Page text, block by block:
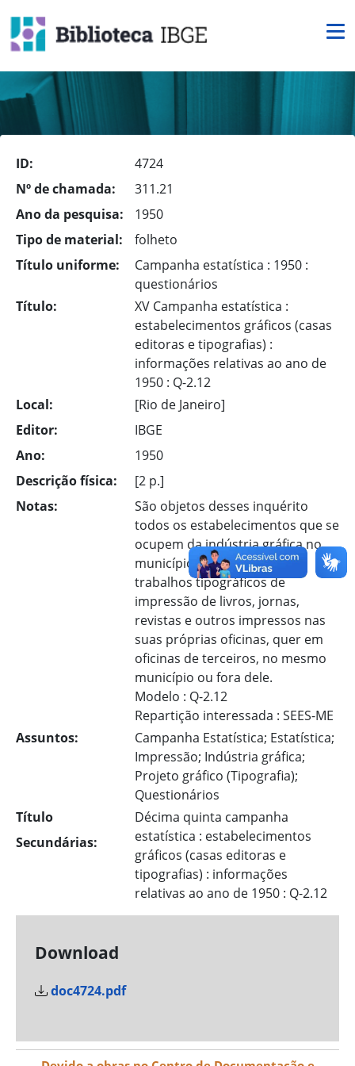
ID:
4724
Nº de chamada:
311.21
Ano da pesquisa:
1950
Tipo de material:
folheto
Título uniforme:
Campanha estatística : 1950 :
questionários
Título:
XV Campanha estatística :
estabelecimentos gráficos (casas
editoras e tipografias) :
informações relativas ao ano de
1950 : Q-2.12
Local:
[Rio de Janeiro]
Editor:
IBGE
Ano:
1950
Descrição física:
[2 p.]
Notas:
São objetos desses inquérito
todos os estabelecimentos que se
ocupem da indústria gráfica no
município, quer executem os
trabalhos tipográficos de
impressão de livros, jornas,
revistas e outros impressos nas
suas próprias oficinas, quer em
oficinas de terceiros, no mesmo
município ou fora dele.
Modelo : Q-2.12
Repartição interessada : SEES-ME
Assuntos:
Campanha Estatística; Estatística;
Impressão; Indústria gráfica;
Projeto gráfico (Tipografia);
Questionários
Título
Secundárias:
Décima quinta campanha
estatística : estabelecimentos
gráficos (casas editoras e
tipografias) : informações
relativas ao ano de 1950 : Q-2.12
Download
doc4724.pdf